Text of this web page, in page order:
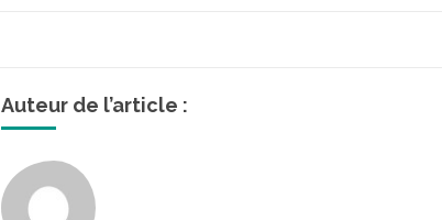
Auteur de l’article :